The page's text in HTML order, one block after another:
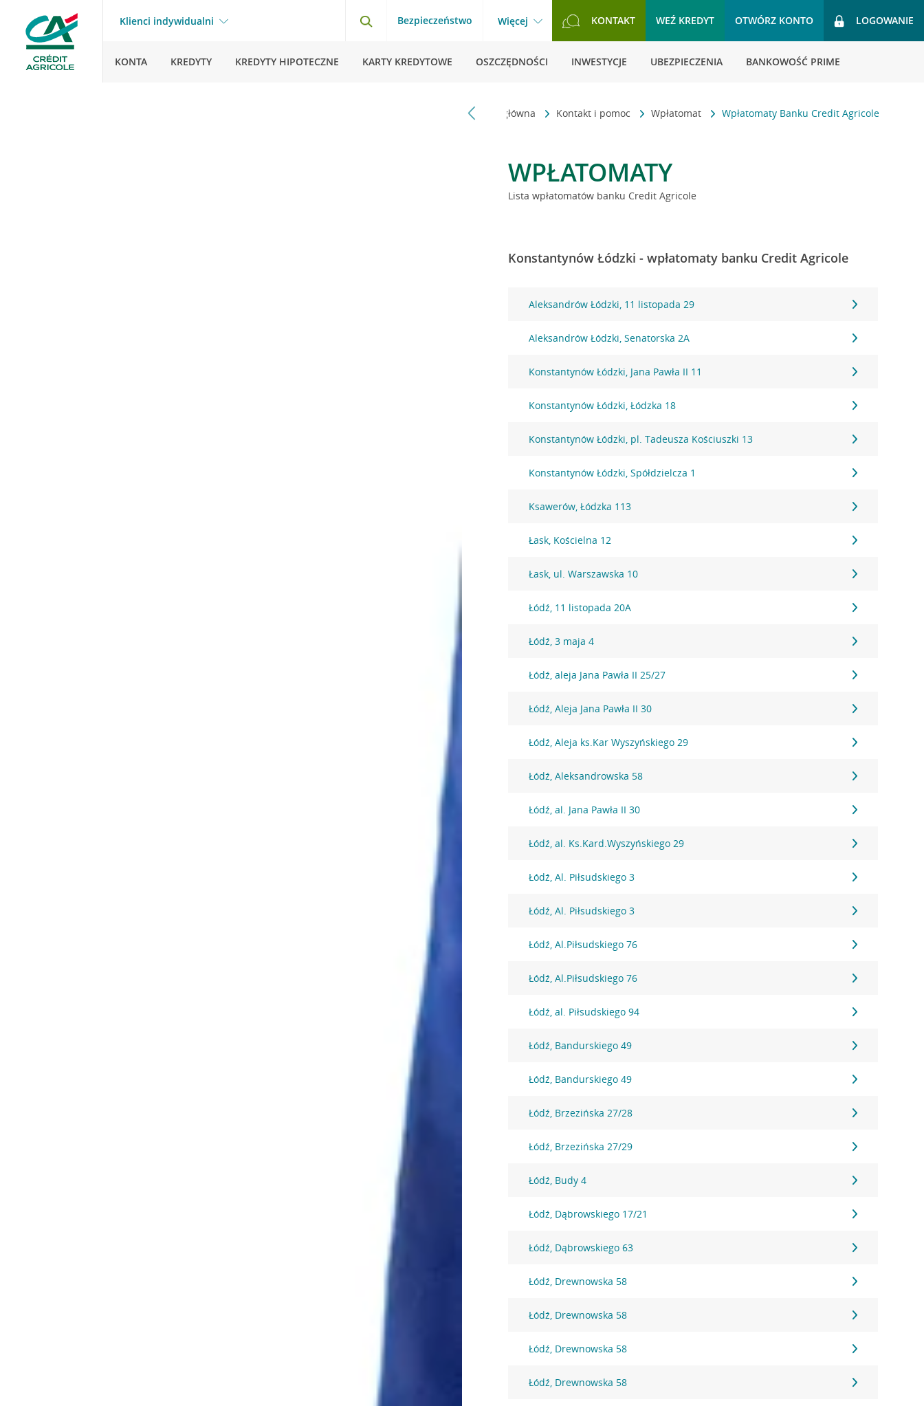
Klienci indywidualni Bezpieczeństwo Więcej KONTAKT WEŹ KREDYT OTWÓRZ KONTO LOGOWANIE
KONTA KREDYTY KREDYTY HIPOTECZNE KARTY KREDYTOWE OSZCZĘDNOŚCI INWESTYCJE UBEZPIECZENIA BANKOWOŚĆ PRIME
Strona główna Kontakt i pomoc Wpłatomat Wpłatomaty Banku Credit Agricole
WPŁATOMATY
Lista wpłatomatów banku Credit Agricole
Konstantynów Łódzki - wpłatomaty banku Credit Agricole
Aleksandrów Łódzki, 11 listopada 29
Aleksandrów Łódzki, Senatorska 2A
Konstantynów Łódzki, Jana Pawła II 11
Konstantynów Łódzki, Łódzka 18
Konstantynów Łódzki, pl. Tadeusza Kościuszki 13
Konstantynów Łódzki, Spółdzielcza 1
Ksawerów, Łódzka 113
Łask, Kościelna 12
Łask, ul. Warszawska 10
Łódź, 11 listopada 20A
Łódź, 3 maja 4
Łódź, aleja Jana Pawła II 25/27
Łódź, Aleja Jana Pawła II 30
Łódź, Aleja ks.Kar Wyszyńskiego 29
Łódź, Aleksandrowska 58
Łódź, al. Jana Pawła II 30
Łódź, al. Ks.Kard.Wyszyńskiego 29
Łódź, Al. Piłsudskiego 3
Łódź, Al. Piłsudskiego 3
Łódź, Al.Piłsudskiego 76
Łódź, Al.Piłsudskiego 76
Łódź, al. Piłsudskiego 94
Łódź, Bandurskiego 49
Łódź, Bandurskiego 49
Łódź, Brzezińska 27/28
Łódź, Brzezińska 27/29
Łódź, Budy 4
Łódź, Dąbrowskiego 17/21
Łódź, Dąbrowskiego 63
Łódź, Drewnowska 58
Łódź, Drewnowska 58
Łódź, Drewnowska 58
Łódź, Drewnowska 58